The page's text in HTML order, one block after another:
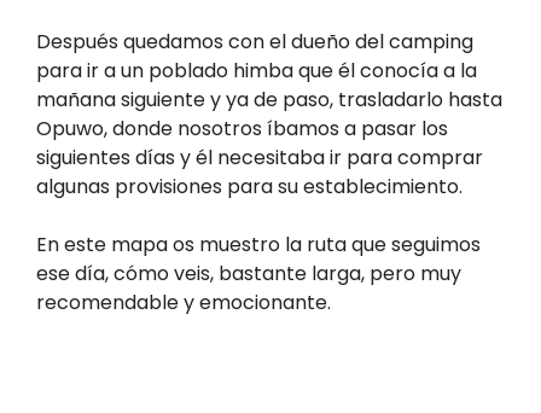
Después quedamos con el dueño del camping
para ir a un poblado himba que él conocía a la
mañana siguiente y ya de paso, trasladarlo hasta
Opuwo, donde nosotros íbamos a pasar los
siguientes días y él necesitaba ir para comprar
algunas provisiones para su establecimiento.
En este mapa os muestro la ruta que seguimos
ese día, cómo veis, bastante larga, pero muy
recomendable y emocionante.